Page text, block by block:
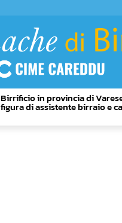
Birrificio in provincia di
figura di assistente birraio e